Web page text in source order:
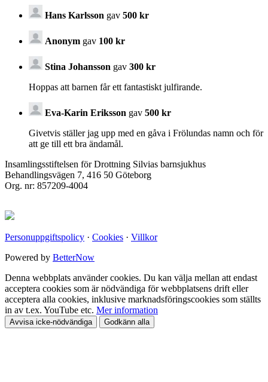
Hans Karlsson gav 500 kr
Anonym gav 100 kr
Stina Johansson gav 300 kr
Hoppas att barnen får ett fantastiskt julfirande.
Eva-Karin Eriksson gav 500 kr
Givetvis ställer jag upp med en gåva i Frölundas namn och för
att ge till ett bra ändamål.
Insamlingsstiftelsen för Drottning Silvias barnsjukhus
Behandlingsvägen 7, 416 50 Göteborg
Org. nr: 857209-4004
Personuppgiftspolicy · Cookies · Villkor
Powered by BetterNow
Denna webbplats använder cookies. Du kan välja mellan att endast
acceptera cookies som är nödvändiga för webbplatsens drift eller
acceptera alla cookies, inklusive marknadsföringscookies som ställts
in av t.ex. YouTube etc. Mer information
Avvisa icke-nödvändiga Godkänn alla